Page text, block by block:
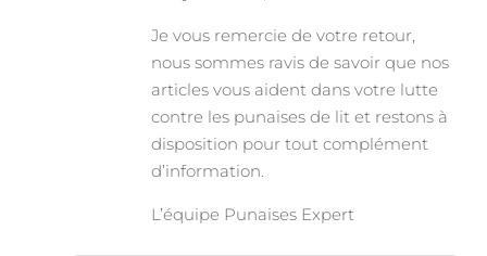
Je vous remercie de votre retour,
nous sommes ravis de savoir que nos
articles vous aident dans votre lutte
contre les punaises de lit et restons à
disposition pour tout complément
d’information.
L’équipe Punaises Expert